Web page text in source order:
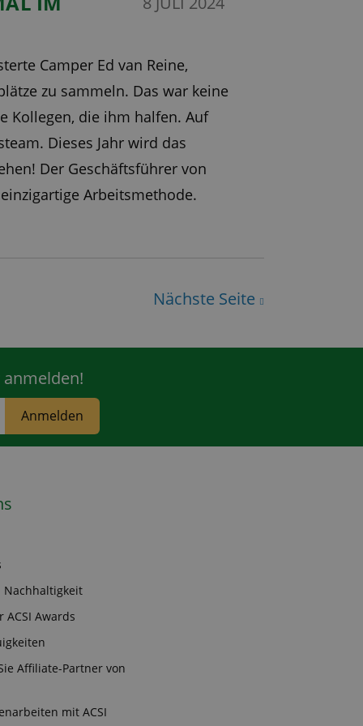
Camper Ed van Reine,
zu sammeln. Das war keine
Kollegen, die ihm halfen. Auf
Dieses Jahr wird das
Der Geschäftsführer von
Arbeitsmethode.
Nächste Seite
Anmelden
Nachhaltigkeit
ACSI Awards
Affiliate-Partner von
mit ACSI